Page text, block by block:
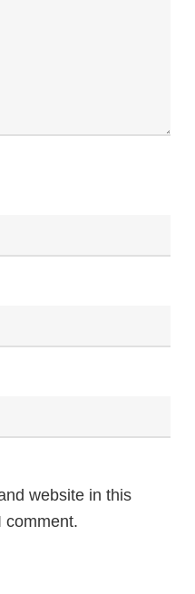
website in this
comment.